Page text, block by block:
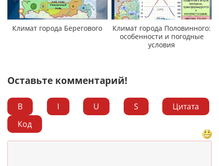
Климат города Берегового
Климат города Половинного:
особенности и погодные
условия
Оставьте комментарий!
B I U S
Цитата
Код